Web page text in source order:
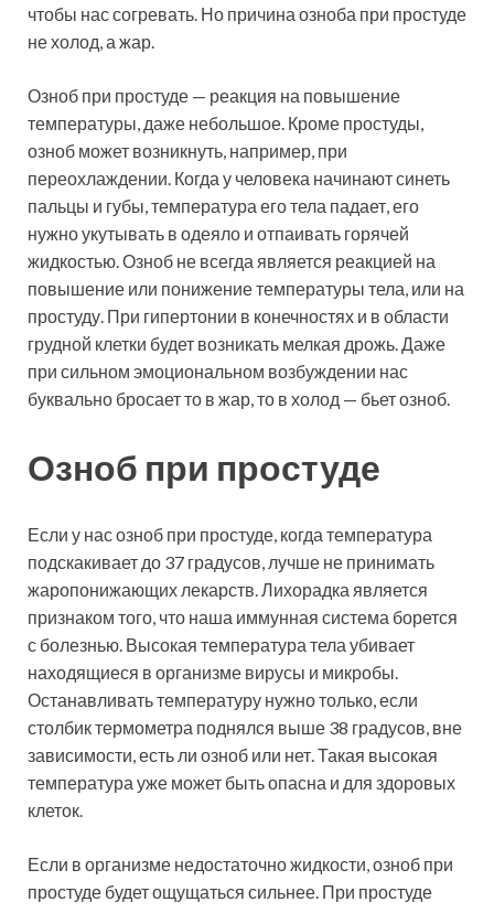
чтобы нас согревать. Но причина озноба при простуде
не холод, а жар.
Озноб при простуде — реакция на повышение
температуры, даже небольшое. Кроме простуды,
озноб может возникнуть, например, при
переохлаждении. Когда у человека начинают синеть
пальцы и губы, температура его тела падает, его
нужно укутывать в одеяло и отпаивать горячей
жидкостью. Озноб не всегда является реакцией на
повышение или понижение температуры тела, или на
простуду. При гипертонии в конечностях и в области
грудной клетки будет возникать мелкая дрожь. Даже
при сильном эмоциональном возбуждении нас
буквально бросает то в жар, то в холод — бьет озноб.
Озноб при простуде
Если у нас озноб при простуде, когда температура
подскакивает до 37 градусов, лучше не принимать
жаропонижающих лекарств. Лихорадка является
признаком того, что наша иммунная система борется
с болезнью. Высокая температура тела убивает
находящиеся в организме вирусы и микробы.
Останавливать температуру нужно только, если
столбик термометра поднялся выше 38 градусов, вне
зависимости, есть ли озноб или нет. Такая высокая
температура уже может быть опасна и для здоровых
клеток.
Если в организме недостаточно жидкости, озноб при
простуде будет ощущаться сильнее. При простуде